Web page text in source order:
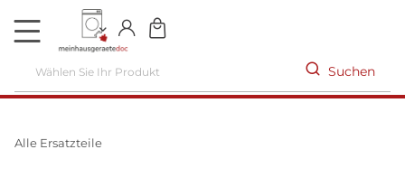
DE
Suchen
Alle Ersatzteile